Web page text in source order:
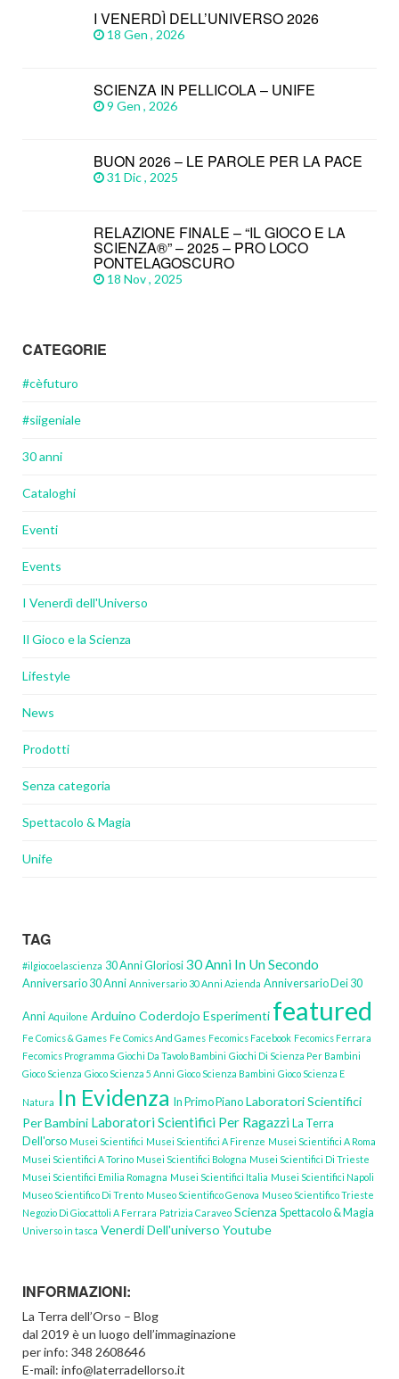
I VENERDÌ DELL’UNIVERSO 2026
18 Gen , 2026
SCIENZA IN PELLICOLA – UNIFE
9 Gen , 2026
BUON 2026 – LE PAROLE PER LA PACE
31 Dic , 2025
RELAZIONE FINALE – “IL GIOCO E LA
SCIENZA®” – 2025 – PRO LOCO
PONTELAGOSCURO
18 Nov , 2025
CATEGORIE
#cèfuturo
#siigeniale
30 anni
Cataloghi
Eventi
Events
I Venerdì dell'Universo
Il Gioco e la Scienza
Lifestyle
News
Prodotti
Senza categoria
Spettacolo & Magia
Unife
TAG
#ilgiocoelascienza 30 Anni Gloriosi30 Anni In Un Secondo
Anniversario 30 Anni Anniversario 30 Anni Azienda Anniversario Dei 30
Anni Aquilone Arduino Coderdojo Esperimenti featured
Fe Comics & Games Fe Comics And Games Fecomics Facebook Fecomics Ferrara
Fecomics Programma Giochi Da Tavolo Bambini Giochi Di Scienza Per Bambini
Gioco Scienza Gioco Scienza 5 Anni Gioco Scienza Bambini Gioco Scienza E
Natura In Evidenza In Primo PianoLaboratori Scientifici
Per Bambini Laboratori Scientifici Per RagazziLa Terra
Dell'orso Musei Scientifici Musei Scientifici A Firenze Musei Scientifici A Roma
Musei Scientifici A Torino Musei Scientifici Bologna Musei Scientifici Di Trieste
Musei Scientifici Emilia Romagna Musei Scientifici Italia Musei Scientifici Napoli
Museo Scientifico Di Trento Museo Scientifico Genova Museo Scientifico Trieste
Negozio Di Giocattoli A Ferrara Patrizia Caraveo Scienza Spettacolo & Magia
Universo in tasca Venerdi Dell'universo Youtube
INFORMAZIONI:
La Terra dell’Orso – Blog
dal 2019 è un luogo dell’immaginazione
per info: 348 2608646
E-mail: info@laterradellorso.it